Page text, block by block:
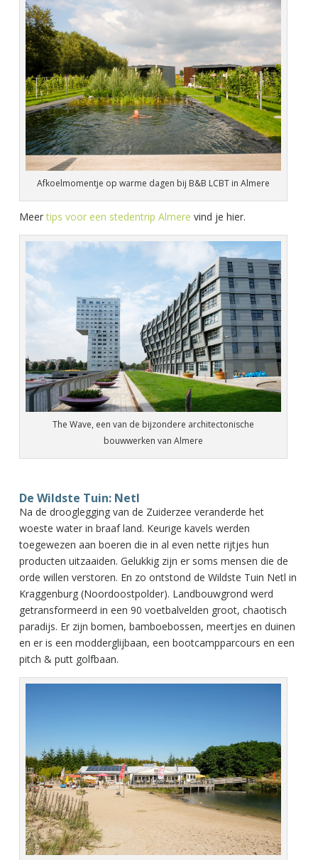
Afkoelmomentje op warme dagen bij B&B LCBT in Almere
Meertips voor een stedentrip Almere vind je hier.
The Wave, een van de bijzondere architectonische
bouwwerken van Almere
De Wildste Tuin: Netl
Na de drooglegging van de Zuiderzee veranderde het
woeste water in braaf land. Keurige kavels werden
toegewezen aan boeren die in al even nette rijtjes hun
producten uitzaaiden. Gelukkig zijn er soms mensen die de
orde willen verstoren. En zo ontstond de Wildste Tuin Netl in
Kraggenburg (Noordoostpolder). Landbouwgrond werd
getransformeerd in een 90 voetbalvelden groot, chaotisch
paradijs. Er zijn bomen, bamboebossen, meertjes en duinen
en er is een modderglijbaan, een bootcampparcours en een
pitch & putt golfbaan.